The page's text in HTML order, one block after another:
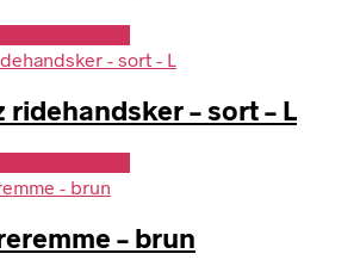
ridehandsker – sort – L
– brun